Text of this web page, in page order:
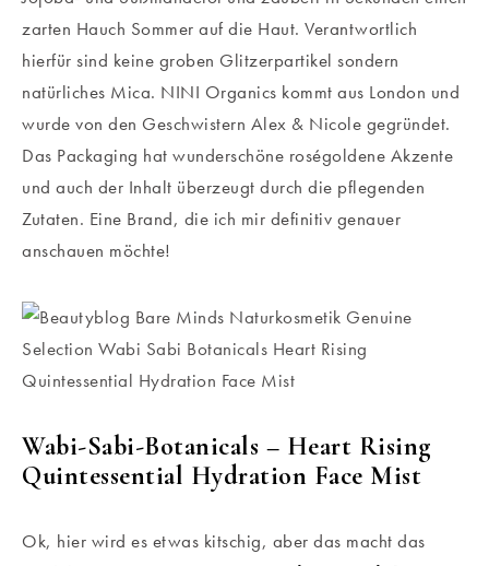
zarten Hauch Sommer auf die Haut. Verantwortlich
hierfür sind keine groben Glitzerpartikel sondern
natürliches Mica. NINI Organics kommt aus London und
wurde von den Geschwistern Alex & Nicole gegründet.
Das Packaging hat wunderschöne roségoldene Akzente
und auch der Inhalt überzeugt durch die pflegenden
Zutaten. Eine Brand, die ich mir definitiv genauer
anschauen möchte!
Wabi-Sabi-Botanicals – Heart Rising
Quintessential Hydration Face Mist
Ok, hier wird es etwas kitschig, aber das macht das